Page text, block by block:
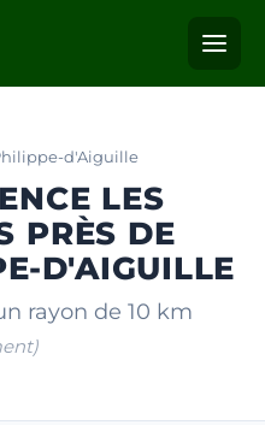
d'Aiguille
LES
PRÈS DE
D'AIGUILLE
rayon de 10 km